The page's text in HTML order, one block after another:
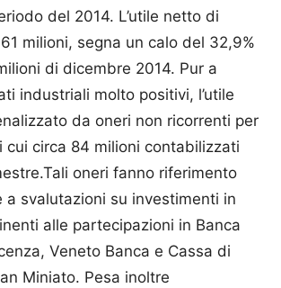
del 2014. L’utile netto di
milioni, segna un calo del 32,9%
di dicembre 2014. Pur a
industriali molto positivi, l’utile
da oneri non ricorrenti per
cui circa 84 milioni contabilizzati
oneri fanno riferimento
a svalutazioni su investimenti in
alle partecipazioni in Banca
Veneto Banca e Cassa di
Miniato. Pesa inoltre